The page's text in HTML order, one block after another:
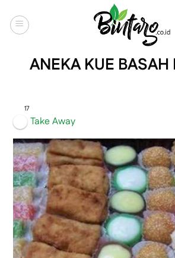
content
ANEKA KUE BASAH
17
Take Away